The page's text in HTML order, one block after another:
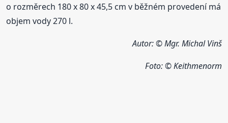
o rozměrech 180 x 80 x 45,5 cm v běžném provedení má
objem vody 270 l.
Autor: © Mgr. Michal Vinš
Foto: © Keithmenorm